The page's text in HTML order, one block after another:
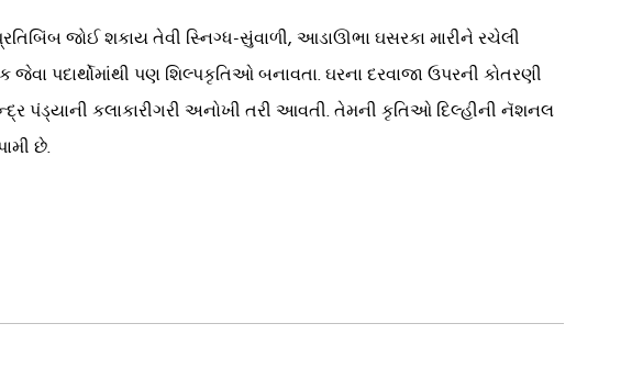
જોઈ શકાય તેવી સ્નિગ્ધ-સુંવાળી, આડાઊભા ઘસરકા મારીને રચેલી
પદાર્થોમાંથી પણ શિલ્પકૃતિઓ બનાવતા. ઘરના દરવાજા ઉપરની કોતરણી
પંડ્યાની કલાકારીગરી અનોખી તરી આવતી. તેમની કૃતિઓ દિલ્હીની નૅશનલ
છે.